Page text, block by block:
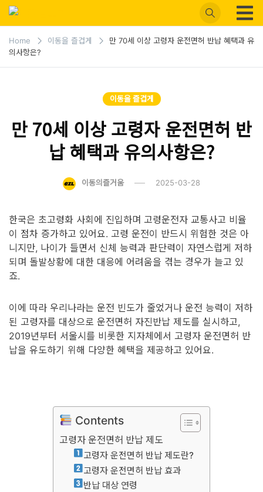
Skip
content
이즐 블로
그
모두가 누리는 이동
의 즐거움, 캐시비가
이즐로 새로워졌어
요
Home 이동을 즐겁게
만 70세 이상 고령자 운전면허 반납 혜택과 유
의사항은?
이동을 즐겁게
만 70세 이상 고령자 운전면허 반
납 혜택과 유의사항은?
이동의즐거움 2025-03-28
한국은 초고령화 사회에 진입하며 고령운전자 교통사고 비율
이 점차 증가하고 있어요. 고령 운전이 반드시 위험한 것은 아
니지만, 나이가 들면서 신체 능력과 판단력이 자연스럽게 저하
되며 돌발상황에 대한 대응에 어려움을 겪는 경우가 늘고 있
죠.
이에 따라 우리나라는 운전 빈도가 줄었거나 운전 능력이 저하
된 고령자를 대상으로 운전면허 자진반납 제도를 실시하고,
2019년부터 서울시를 비롯한 지자체에서 고령자 운전면허 반
납을 유도하기 위해 다양한 혜택을 제공하고 있어요.
Contents
고령자 운전면허 반납 제도
고령자 운전면허 반납 제도란?
고령자 운전면허 반납 효과
반납 대상 연령